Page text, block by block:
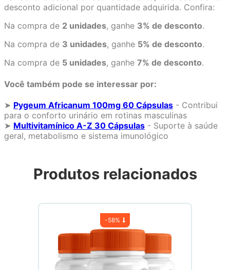
desconto adicional por quantidade adquirida. Confira:
Na compra de 2 unidades, ganhe 3% de desconto.
Na compra de 3 unidades, ganhe 5% de desconto.
Na compra de 5 unidades, ganhe 7% de desconto.
Você também pode se interessar por:
➤ Pygeum Africanum 100mg 60 Cápsulas - Contribui
para o conforto urinário em rotinas masculinas
➤ Multivitamínico A-Z 30 Cápsulas - Suporte à saúde
geral, metabolismo e sistema imunológico
Produtos relacionados
-58%